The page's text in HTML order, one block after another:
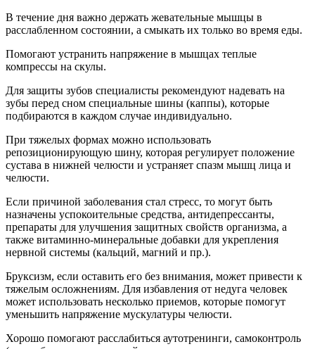
В течение дня важно держать жевательные мышцы в
расслабленном состоянии, а смыкать их только во время еды.
Помогают устранить напряжение в мышцах теплые
компрессы на скулы.
Для защиты зубов специалисты рекомендуют надевать на
зубы перед сном специальные шины (каппы), которые
подбираются в каждом случае индивидуально.
При тяжелых формах можно использовать
репозиционирующую шину, которая регулирует положение
сустава в нижней челюсти и устраняет спазм мышц лица и
челюсти.
Если причиной заболевания стал стресс, то могут быть
назначены успокоительные средства, антидепрессанты,
препараты для улучшения защитных свойств организма, а
также витаминно-минеральные добавки для укрепления
нервной системы (кальций, магний и пр.).
Бруксизм, если оставить его без внимания, может привести к
тяжелым осложнениям. Для избавления от недуга человек
может использовать несколько приемов, которые помогут
уменьшить напряжение мускулатуры челюсти.
Хорошо помогают расслабиться аутотренинги, самоконтроль